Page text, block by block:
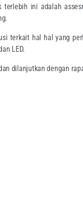
ini adalah
terkait hal hal yang
LED.
dilanjutkan dengan